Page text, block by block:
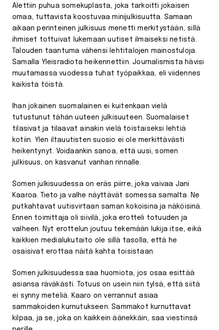
Alettiin puhua somekuplasta, joka tarkoitti jokaisen
omaa, tuttavista koostuvaa minijulkisuutta. Samaan
aikaan perinteinen julkisuus menetti merkitystään, sillä
ihmiset tottuivat lukemaan uutiset ilmaiseksi netistä.
Talouden taantuma vähensi lehtitalojen mainostuloja.
Samalla Yleisradiota heikennettiin. Journalismista hävisi
muutamassa vuodessa tuhat työpaikkaa, eli viidennes
kaikista töistä.
Ihan jokainen suomalainen ei kuitenkaan vielä
tutustunut tähän uuteen julkisuuteen. Suomalaiset
tilasivat ja tilaavat ainakin vielä toistaiseksi lehtiä
kotiin. Ylen iltauutisten suosio ei ole merkittävästi
heikentynyt. Voidaankin sanoa, että uusi, somen
julkisuus, on kasvanut vanhan rinnalle.
Somen julkisuudessa on eräs piirre, joka vaivaa Jani
Kaaroa. Tieto ja valhe näyttävät somessa samalta. Ne
putkahtavat uutisvirtaan saman kokoisina ja näköisinä.
Ennen toimittaja oli siivilä, joka erotteli totuuden ja
valheen. Nyt erottelun joutuu tekemään lukija itse, eikä
kaikkien medialukutaito ole sillä tasolla, että he
osaisivat erottaa näitä kahta toisistaan.
Somen julkisuudessa saa huomiota, jos osaa esittää
asiansa räväkästi. Totuus on usein niin tylsä, että siitä
ei synny meteliä. Kaaro on verrannut asiaa
sammakoiden kurnutukseen. Sammakot kurnuttavat
kilpaa, ja se, joka on kaikkein äänekkäin, saa viestinsä